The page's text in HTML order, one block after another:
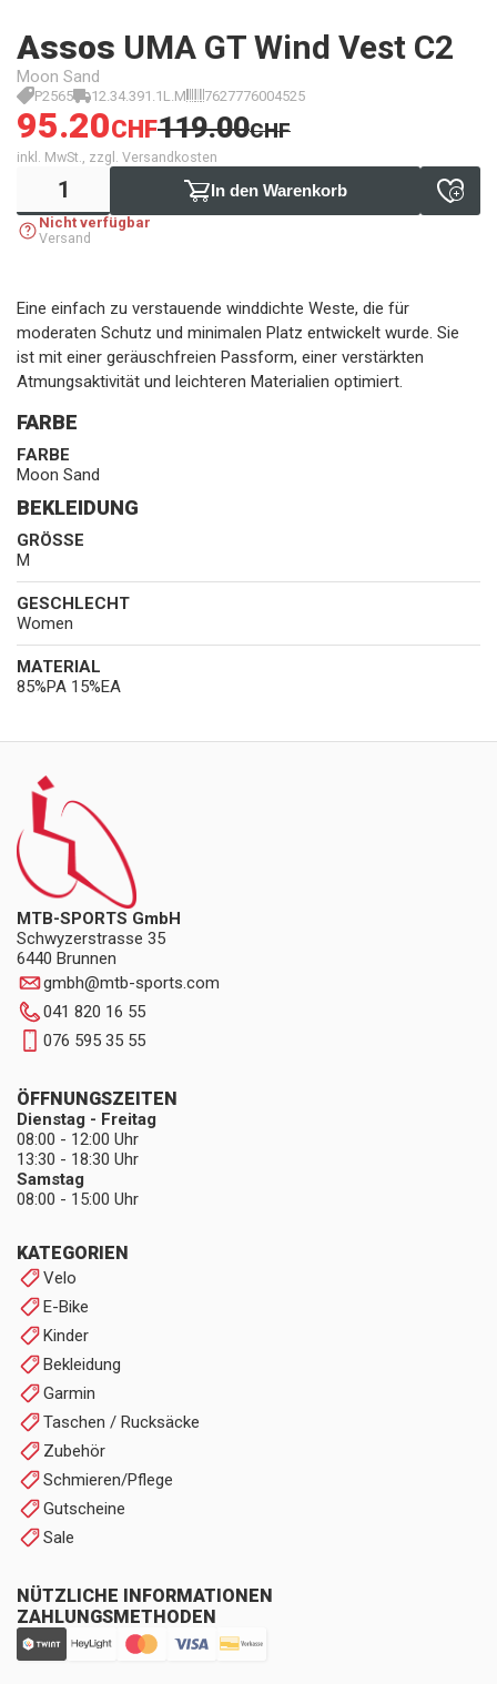
Assos UMA GT Wind Vest C2
Moon Sand
P2565 12.34.391.1L.M 7627776004525
95.20CHF119.00CHF
inkl. MwSt., zzgl. Versandkosten
In den Warenkorb
Nicht verfügbar
Versand
Eine einfach zu verstauende winddichte Weste, die für
moderaten Schutz und minimalen Platz entwickelt wurde. Sie
ist mit einer geräuschfreien Passform, einer verstärkten
Atmungsaktivität und leichteren Materialien optimiert.
FARBE
FARBE
Moon Sand
BEKLEIDUNG
GRÖSSE
M
GESCHLECHT
Women
MATERIAL
85%PA 15%EA
MTB-SPORTS GmbH
Schwyzerstrasse 35
6440 Brunnen
gmbh@mtb-sports.com
041 820 16 55
076 595 35 55
KATEGORIEN
Velo
E-Bike
Kinder
Bekleidung
Garmin
Taschen / Rucksäcke
Zubehör
Schmieren/Pflege
Gutscheine
Sale
NÜTZLICHE INFORMATIONEN
ZAHLUNGSMETHODEN
ÖFFNUNGSZEITEN
Dienstag - Freitag
08:00 - 12:00 Uhr
13:30 - 18:30 Uhr
Samstag
08:00 - 15:00 Uhr